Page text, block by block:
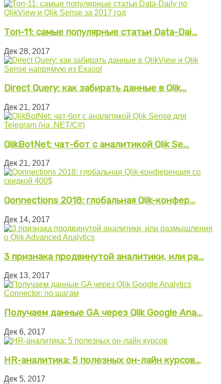
Топ-11: самые популярные статьи Data-Dai...
Дек 28, 2017
Direct Query: как забирать данные в Qlik...
Дек 21, 2017
QlikBotNet: чат-бот с аналитикой Qlik Se...
Дек 21, 2017
Qonnections 2018: глобальная Qlik-конфер...
Дек 14, 2017
3 признака продвинутой аналитики, или ра...
Дек 13, 2017
Получаем данные GA через Qlik Google Ana...
Дек 6, 2017
HR-аналитика: 5 полезных он-лайн курсов...
Дек 5, 2017